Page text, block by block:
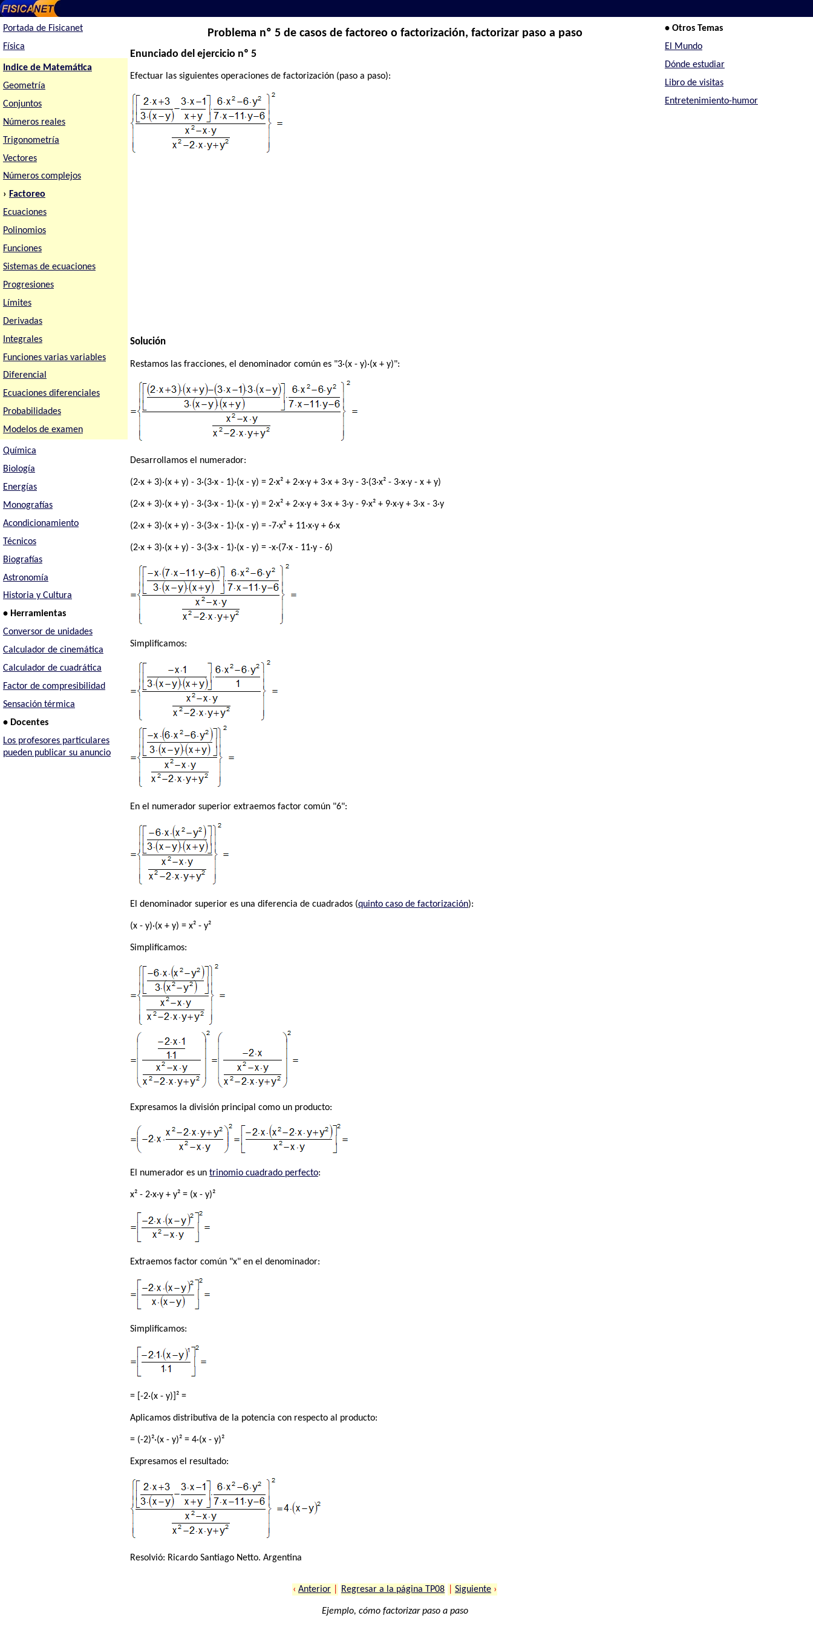
Portada de Fisicanet
Física
Indice de Matemática
Geometría
Conjuntos
Números reales
Trigonometría
Vectores
Números complejos
› Factoreo
Ecuaciones
Polinomios
Funciones
Sistemas de ecuaciones
Progresiones
Límites
Derivadas
Integrales
Funciones varias variables
Diferencial
Ecuaciones diferenciales
Probabilidades
Modelos de examen
Química
Biología
Energías
Monografías
Acondicionamiento
Técnicos
Biografías
Astronomía
Historia y Cultura
• Herramientas
Conversor de unidades
Calculador de cinemática
Calculador de cuadrática
Factor de compresibilidad
Sensación térmica
• Docentes
Los profesores particulares
pueden publicar su anuncio
Problema nº 5 de casos de factoreo o factorización, factorizar paso a paso
Enunciado del ejercicio nº 5
Efectuar las siguientes operaciones de factorización (paso a paso):
Solución
Restamos las fracciones, el denominador común es "3·(x - y)·(x + y)":
Desarrollamos el numerador:
(2·x + 3)·(x + y) - 3·(3·x - 1)·(x - y) = 2·x² + 2·x·y + 3·x + 3·y - 3·(3·x² - 3·x·y - x + y)
(2·x + 3)·(x + y) - 3·(3·x - 1)·(x - y) = 2·x² + 2·x·y + 3·x + 3·y - 9·x² + 9·x·y + 3·x - 3·y
(2·x + 3)·(x + y) - 3·(3·x - 1)·(x - y) = -7·x² + 11·x·y + 6·x
(2·x + 3)·(x + y) - 3·(3·x - 1)·(x - y) = -x·(7·x - 11·y - 6)
Simplificamos:
En el numerador superior extraemos factor común "6":
El denominador superior es una diferencia de cuadrados (quinto caso de factorización):
(x - y)·(x + y) = x² - y²
Simplificamos:
Expresamos la división principal como un producto:
El numerador es untrinomio cuadrado perfecto:
x² - 2·x·y + y² = (x - y)²
Extraemos factor común "x" en el denominador:
Simplificamos:
= [-2·(x - y)]² =
Aplicamos distributiva de la potencia con respecto al producto:
= (-2)²·(x - y)² = 4·(x - y)²
Expresamos el resultado:
Resolvió: Ricardo Santiago Netto. Argentina
‹ Anterior Regresar a la página TP08 Siguiente ›
Ejemplo, cómo factorizar paso a paso
• Otros Temas
El Mundo
Dónde estudiar
Libro de visitas
Entretenimiento-humor